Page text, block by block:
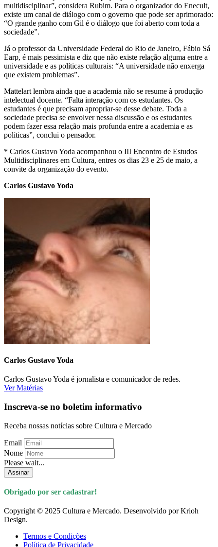
multidisciplinar”, considera Rubim. Para o organizador do Enecult,
existe um canal de diálogo com o governo que pode ser aprimorado:
“O grande ganho com Gil é o diálogo que foi aberto com toda a
sociedade”.
Já o professor da Universidade Federal do Rio de Janeiro, Fábio Sá
Earp, é mais pessimista e diz que não existe relação alguma entre a
universidade e as políticas culturais: “A universidade não enxerga
que existem problemas”.
Mattelart lembra ainda que a academia não se resume à produção
intelectual docente. “Falta interação com os estudantes. Os
estudantes é que precisam apropriar-se desse debate. Toda a
sociedade precisa se envolver nessa discussão e os estudantes
podem fazer essa relação mais profunda entre a academia e as
políticas”, conclui o pensador.
* Carlos Gustavo Yoda acompanhou o III Encontro de Estudos
Multidisciplinares em Cultura, entres os dias 23 e 25 de maio, a
convite da organização do evento.
Carlos Gustavo Yoda
Carlos Gustavo Yoda
Carlos Gustavo Yoda é jornalista e comunicador de redes.
Ver Matérias
Inscreva-se no boletim informativo
Receba nossas notícias sobre Cultura e Mercado
Email
Nome
Please wait...
Assinar
Obrigado por ser cadastrar!
Copyright © 2025 Cultura e Mercado. Desenvolvido por Krioh
Design.
Termos e Condições
Política de Privacidade